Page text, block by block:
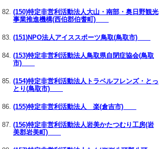
(150)特定非営利活動法人大山・南部・奥日野観光
事業推進機構(西伯郡伯耆町)
(151)NPO法人アイススポーツ鳥取(鳥取市)
(153)特定非営利活動法人鳥取県自閉症協会(鳥取
市)
(154)特定非営利活動法人トラベルフレンズ・とっ
とり(鳥取市)
(155)特定非営利活動法人 楽(倉吉市)
(156)特定非営利活動法人岩美かたつむり工房(岩
美郡岩美町)